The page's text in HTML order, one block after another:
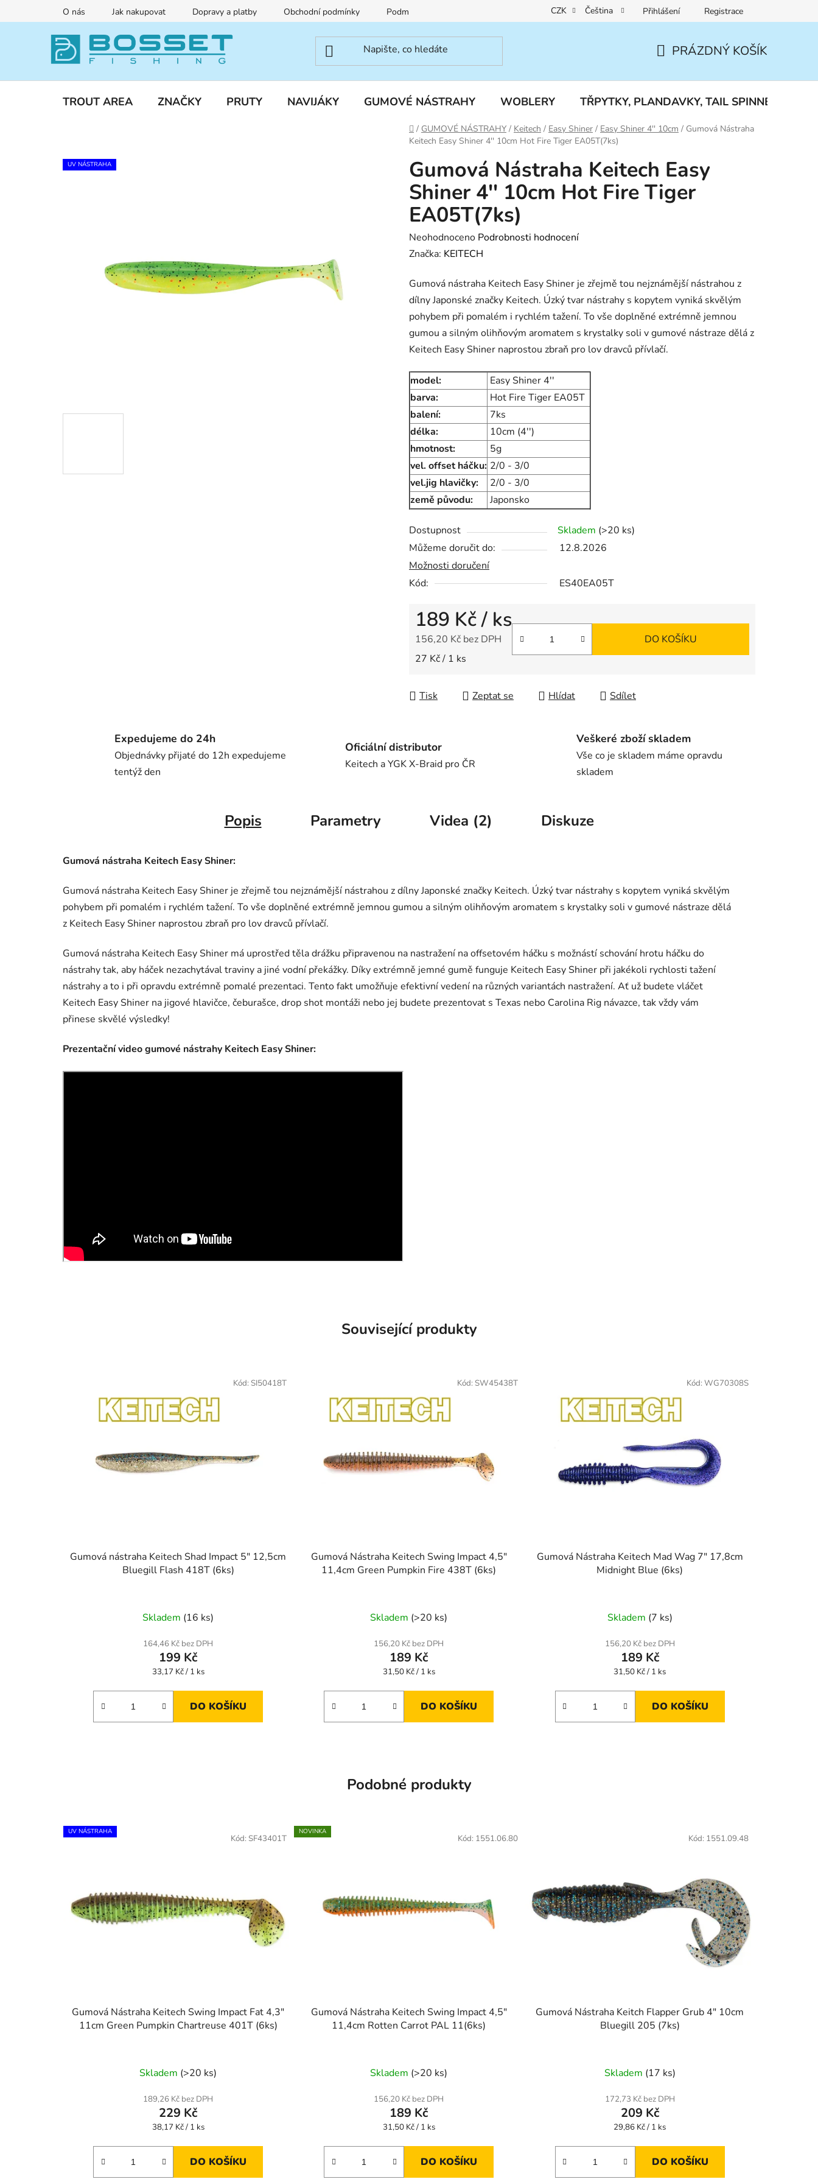
na
O nás Jak nakupovat Dopravy a platby Obchodní podmínky Podmínky ochrany osobních údajů Reklamace a vrácení zboží
CZK Čeština Přihlášení Registrace
KOŠÍK
PRÁZDNÝ KOŠÍK
TROUT AREA ZNAČKY PRUTY NAVIJÁKY GUMOVÉ NÁSTRAHY WOBLERY TŘPYTKY, PLANDAVKY, TAIL SPINNERY
Domů
/ GUMOVÉ NÁSTRAHY / Keitech / Easy Shiner / Easy Shiner 4'' 10cm / Gumová Nástraha
Keitech Easy Shiner 4'' 10cm Hot Fire Tiger EA05T(7ks)
Gumová Nástraha Keitech Easy
Shiner 4'' 10cm Hot Fire Tiger
EA05T(7ks)
Průměrné
hodnocení
je
0,0
z
5
hvězdiček.
Neohodnoceno Podrobnosti hodnocení
Značka: KEITECH
Gumová nástraha Keitech Easy Shiner je zřejmě tou nejznámější nástrahou z
dílny Japonské značky Keitech. Úzký tvar nástrahy s kopytem vyniká skvělým
pohybem při pomalém i rychlém tažení. To vše doplněné extrémně jemnou
gumou a silným olihňovým aromatem s krystalky soli v gumové nástraze dělá z
Keitech Easy Shiner naprostou zbraň pro lov dravců přívlačí.
model:
Easy Shiner 4''
barva:
Hot Fire Tiger EA05T
balení:
7ks
délka:
10cm (4'')
hmotnost:
5g
vel. offset háčku: 2/0 - 3/0
vel.jig hlavičky:
2/0 - 3/0
země původu:
Japonsko
Dostupnost Skladem (>20 ks)
Můžeme doručit do:
12.8.2026
Možnosti doručení
Kód:
ES40EA05T
189 Kč/ ks
156,20 Kč bez DPH
Měrná cena:
27 Kč / 1 ks
DO KOŠÍKU
Tisk Zeptat se Hlídat Sdílet
UV NÁSTRAHA
Expedujeme do 24h
Objednávky přijaté do 12h expedujeme
tentýž den
Oficiální distributor
Keitech a YGK X-Braid pro ČR
Veškeré zboží skladem
Vše co je skladem máme opravdu
skladem
Popis Parametry Videa (2) Diskuze
Gumová nástraha Keitech Easy Shiner:
Gumová nástraha Keitech Easy Shiner je zřejmě tou nejznámější nástrahou z dílny Japonské značky Keitech. Úzký tvar nástrahy s kopytem vyniká skvělým
pohybem při pomalém i rychlém tažení. To vše doplněné extrémně jemnou gumou a silným olihňovým aromatem s krystalky soli v gumové nástraze dělá
z Keitech Easy Shiner naprostou zbraň pro lov dravců přívlačí.
Gumová nástraha Keitech Easy Shiner má uprostřed těla drážku připravenou na nastražení na offsetovém háčku s možnástí schování hrotu háčku do
nástrahy tak, aby háček nezachytával traviny a jiné vodní překážky. Díky extrémně jemné gumě funguje Keitech Easy Shiner při jakékoli rychlosti tažení
nástrahy a to i při opravdu extrémně pomalé prezentaci. Tento fakt umožňuje efektivní vedení na různých variantách nastražení. Ať už budete vláčet
Keitech Easy Shiner na jigové hlavičce, čeburašce, drop shot montáži nebo jej budete prezentovat s Texas nebo Carolina Rig návazce, tak vždy vám
přinese skvělé výsledky!
Prezentační video gumové nástrahy Keitech Easy Shiner:
Související produkty
Gumová nástraha Keitech Shad Impact 5" 12,5cm
Bluegill Flash 418T (6ks)
Skladem (16 ks)
164,46 Kč bez DPH
199 Kč
Měrná
33,17 Kč / 1 ks
DO KOŠÍKU
Kód:SI50418T
Gumová Nástraha Keitech Swing Impact 4,5"
11,4cm Green Pumpkin Fire 438T (6ks)
Skladem (>20 ks)
156,20 Kč bez DPH
189 Kč
Měrná
31,50 Kč / 1 ks
DO KOŠÍKU
Kód: SW45438T
Gumová Nástraha Keitech Mad Wag 7" 17,8cm
Midnight Blue (6ks)
Skladem (7 ks)
156,20 Kč bez DPH
189 Kč
Měrná
31,50 Kč / 1 ks
DO KOŠÍKU
Kód: WG70308S
Podobné produkty
UV NÁSTRAHA
Gumová Nástraha Keitech Swing Impact Fat 4,3"
11cm Green Pumpkin Chartreuse 401T (6ks)
Skladem (>20 ks)
189,26 Kč bez DPH
229 Kč
Měrná
38,17 Kč / 1 ks
DO KOŠÍKU
Kód:SF43401T
NOVINKA
Gumová Nástraha Keitech Swing Impact 4,5"
11,4cm Rotten Carrot PAL 11(6ks)
Skladem (>20 ks)
156,20 Kč bez DPH
189 Kč
Měrná
31,50 Kč / 1 ks
DO KOŠÍKU
Kód: 1551.06.80
Gumová Nástraha Keitch Flapper Grub 4" 10cm
Bluegill 205 (7ks)
Skladem (17 ks)
172,73 Kč bez DPH
209 Kč
Měrná
29,86 Kč / 1 ks
DO KOŠÍKU
Kód: 1551.09.48